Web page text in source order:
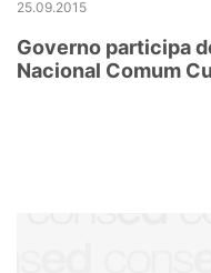
25.09.2015
Governo participa
Nacional Comum